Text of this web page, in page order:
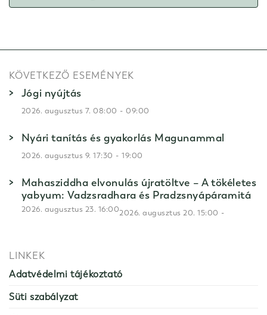
KÖVETKEZŐ ESEMÉNYEK
Jógi nyújtás
2026. augusztus 7. 08:00 -09:00
Nyári tanítás és gyakorlás Magunammal
2026. augusztus 9. 17:30 -19:00
Mahasziddha elvonulás újratöltve – A tökéletes
yabyum: Vadzsradhara és Pradzsnyápáramitá
2026. augusztus 20. 15:00 -
2026. augusztus 23. 16:00
LINKEK
Adatvédelmi tájékoztató
Süti szabályzat